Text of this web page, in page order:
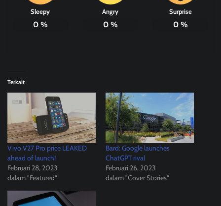
Sleepy
0%
Angry
0%
Surprise
0%
Terkait
Vivo V27 Pro price LEAKED
ahead of launch!
Februari 28, 2023
dalam "Featured"
Bard: Google launches
ChatGPT rival
Februari 26, 2023
dalam "Cover Stories"